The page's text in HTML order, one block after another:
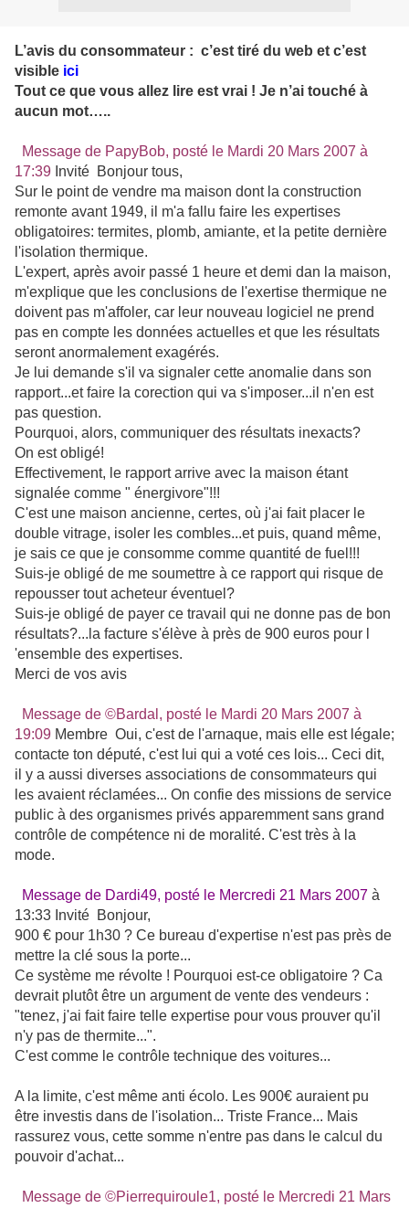
L’avis du consommateur : c’est tiré du web et c’est
visible ici
Tout ce que vous allez lire est vrai ! Je n’ai touché à
aucun mot…..
Message de PapyBob, posté le Mardi 20 Mars 2007 à
17:39 Invité Bonjour tous,
Sur le point de vendre ma maison dont la construction
remonte avant 1949, il m'a fallu faire les expertises
obligatoires: termites, plomb, amiante, et la petite dernière
l'isolation thermique.
L'expert, après avoir passé 1 heure et demi dan la maison,
m'explique que les conclusions de l'exertise thermique ne
doivent pas m'affoler, car leur nouveau logiciel ne prend
pas en compte les données actuelles et que les résultats
seront anormalement exagérés.
Je lui demande s'il va signaler cette anomalie dans son
rapport...et faire la corection qui va s'imposer...il n'en est
pas question.
Pourquoi, alors, communiquer des résultats inexacts?
On est obligé!
Effectivement, le rapport arrive avec la maison étant
signalée comme " énergivore"!!!
C'est une maison ancienne, certes, où j'ai fait placer le
double vitrage, isoler les combles...et puis, quand même,
je sais ce que je consomme comme quantité de fuel!!!
Suis-je obligé de me soumettre à ce rapport qui risque de
repousser tout acheteur éventuel?
Suis-je obligé de payer ce travail qui ne donne pas de bon
résultats?...la facture s'élève à près de 900 euros pour l
'ensemble des expertises.
Merci de vos avis
Message de ©Bardal, posté le Mardi 20 Mars 2007 à
19:09 Membre Oui, c'est de l'arnaque, mais elle est légale;
contacte ton député, c'est lui qui a voté ces lois... Ceci dit,
il y a aussi diverses associations de consommateurs qui
les avaient réclamées... On confie des missions de service
public à des organismes privés apparemment sans grand
contrôle de compétence ni de moralité. C'est très à la
mode.
Message de Dardi49, posté le Mercredi 21 Mars 2007 à
13:33 Invité Bonjour,
900 € pour 1h30 ? Ce bureau d'expertise n'est pas près de
mettre la clé sous la porte...
Ce système me révolte ! Pourquoi est-ce obligatoire ? Ca
devrait plutôt être un argument de vente des vendeurs :
"tenez, j'ai fait faire telle expertise pour vous prouver qu'il
n'y pas de thermite...".
C'est comme le contrôle technique des voitures...
A la limite, c'est même anti écolo. Les 900€ auraient pu
être investis dans de l'isolation... Triste France... Mais
rassurez vous, cette somme n'entre pas dans le calcul du
pouvoir d'achat...
Message de ©Pierrequiroule1, posté le Mercredi 21 Mars